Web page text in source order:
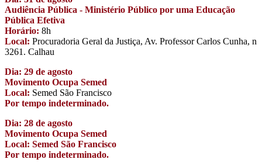
Audiência Pública - Ministério Público por uma Educação
Pública Efetiva
Horário: 8h
Local: Procuradoria Geral da Justiça, Av. Professor Carlos Cunha, n
3261. Calhau
Dia: 29 de agosto
Movimento Ocupa Semed
Local: Semed São Francisco
Por tempo indeterminado.
Dia: 28 de agosto
Movimento Ocupa Semed
Local: Semed São Francisco
Por tempo indeterminado.